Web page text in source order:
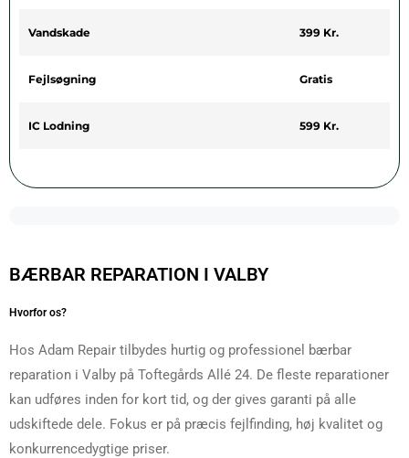
Vandskade 399 Kr.
Fejlsøgning Gratis
IC Lodning 599 Kr.
BÆRBAR REPARATION I VALBY
Hvorfor os?
Hos Adam Repair tilbydes hurtig og professionel bærbar
reparation i Valby på Toftegårds Allé 24. De fleste reparationer
kan udføres inden for kort tid, og der gives garanti på alle
udskiftede dele. Fokus er på præcis fejlfinding, høj kvalitet og
konkurrencedygtige priser.